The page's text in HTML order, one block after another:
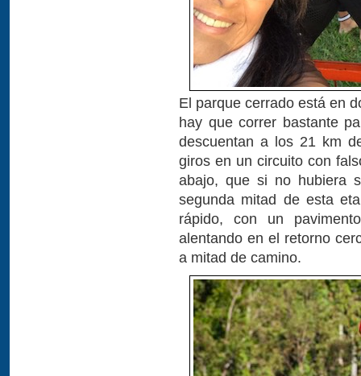
El parque cerrado está en
hay que correr bastante
descuentan a los 21 km
giros en un circuito con
abajo, que si no hubiera
segunda mitad de esta
rápido, con un
alentando en el retorno
a mitad de camino.